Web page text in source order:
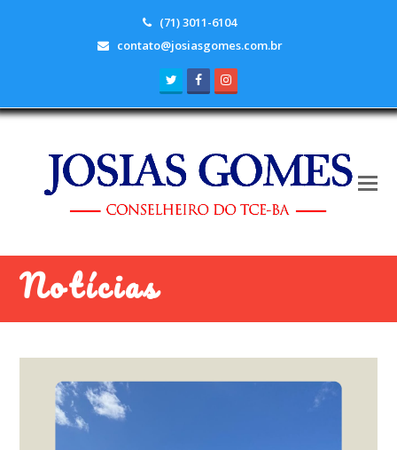
(71) 3011-6104
contato@josiasgomes.com.br
TwitterFacebook
Notícias